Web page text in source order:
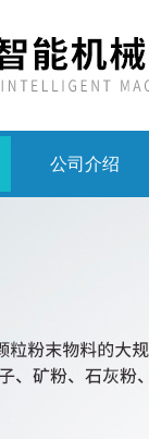
公司介绍